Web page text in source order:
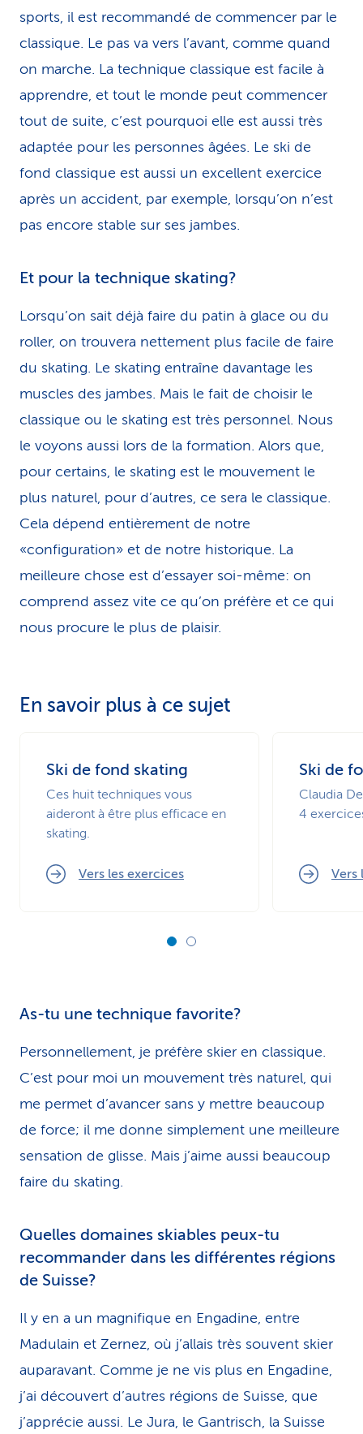
sports, il est recommandé de commencer par le
classique. Le pas va vers l’avant, comme quand
on marche. La technique classique est facile à
apprendre, et tout le monde peut commencer
tout de suite, c’est pourquoi elle est aussi très
adaptée pour les personnes âgées. Le ski de
fond classique est aussi un excellent exercice
après un accident, par exemple, lorsqu’on n’est
pas encore stable sur ses jambes.
Et pour la technique skating?
Lorsqu’on sait déjà faire du patin à glace ou du
roller, on trouvera nettement plus facile de faire
du skating. Le skating entraîne davantage les
muscles des jambes. Mais le fait de choisir le
classique ou le skating est très personnel. Nous
le voyons aussi lors de la formation. Alors que,
pour certains, le skating est le mouvement le
plus naturel, pour d’autres, ce sera le classique.
Cela dépend entièrement de notre
«configuration» et de notre historique. La
meilleure chose est d’essayer soi-même: on
comprend assez vite ce qu’on préfère et ce qui
nous procure le plus de plaisir.
En savoir plus à ce sujet
Ski de fond skating
Ces huit techniques vous
aideront à être plus efficace en
skating.
Vers les exercices
Ski de
Claudia
4
Vers
As-tu une technique favorite?
Personnellement, je préfère skier en classique.
C’est pour moi un mouvement très naturel, qui
me permet d’avancer sans y mettre beaucoup
de force; il me donne simplement une meilleure
sensation de glisse. Mais j’aime aussi beaucoup
faire du skating.
Quelles domaines skiables peux-tu
recommander dans les différentes régions
de Suisse?
Il y en a un magnifique en Engadine, entre
Madulain et Zernez, où j’allais très souvent skier
auparavant. Comme je ne vis plus en Engadine,
j’ai découvert d’autres régions de Suisse, que
j’apprécie aussi. Le Jura, le Gantrisch, la Suisse